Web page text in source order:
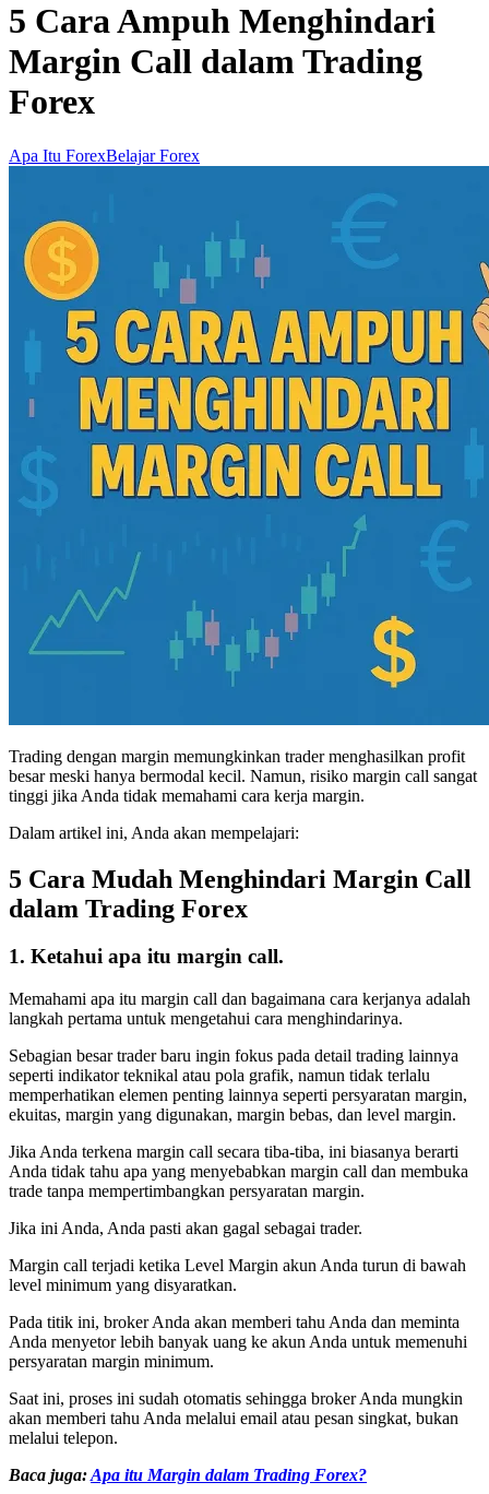
5 Cara Ampuh Menghindari
Margin Call dalam Trading
Forex
Apa Itu ForexBelajar Forex
Trading dengan margin memungkinkan trader menghasilkan profit
besar meski hanya bermodal kecil. Namun, risiko margin call sangat
tinggi jika Anda tidak memahami cara kerja margin.
Dalam artikel ini, Anda akan mempelajari:
5 Cara Mudah Menghindari Margin Call
dalam Trading Forex
1. Ketahui apa itu margin call.
Memahami apa itu margin call dan bagaimana cara kerjanya adalah
langkah pertama untuk mengetahui cara menghindarinya.
Sebagian besar trader baru ingin fokus pada detail trading lainnya
seperti indikator teknikal atau pola grafik, namun tidak terlalu
memperhatikan elemen penting lainnya seperti persyaratan margin,
ekuitas, margin yang digunakan, margin bebas, dan level margin.
Jika Anda terkena margin call secara tiba-tiba, ini biasanya berarti
Anda tidak tahu apa yang menyebabkan margin call dan membuka
trade tanpa mempertimbangkan persyaratan margin.
Jika ini Anda, Anda pasti akan gagal sebagai trader.
Margin call terjadi ketika Level Margin akun Anda turun di bawah
level minimum yang disyaratkan.
Pada titik ini, broker Anda akan memberi tahu Anda dan meminta
Anda menyetor lebih banyak uang ke akun Anda untuk memenuhi
persyaratan margin minimum.
Saat ini, proses ini sudah otomatis sehingga broker Anda mungkin
akan memberi tahu Anda melalui email atau pesan singkat, bukan
melalui telepon.
Baca juga:Apa itu Margin dalam Trading Forex?